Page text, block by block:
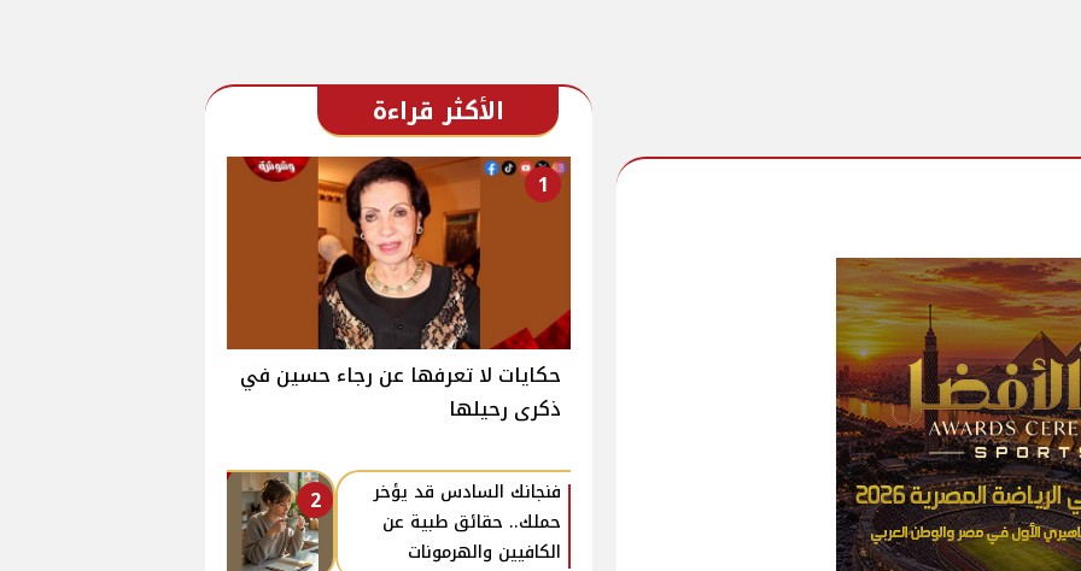
الأكثر قراءة
1
حكايات لا تعرفها عن رجاء حسين في
ذكرى رحيلها
2
فنجانك السادس قد يؤخر
حملك.. حقائق طبية عن
الكافيين والهرمونات